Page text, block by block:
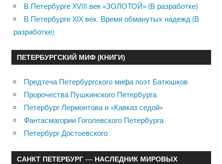
В Петербурге XVIII век «ЗОЛОТОЙ» (В разработке)
В Петербурге XIX век. Время обманутых надежд (В
разработке)
ПЕТЕРБУРГСКИЙ МИФ (КНИГИ)
Предтеча Петербургского мифа поэт Батюшков
Пророчества Пушкинского Петербурга
Петербург Лермонтова и «Кавказ седой»
Фантасмагории Гоголевского Петербурга
Петербург Достоевского
САНКТ ПЕТЕРБУРГ — НАСЛЕДНИК МИРОВЫХ